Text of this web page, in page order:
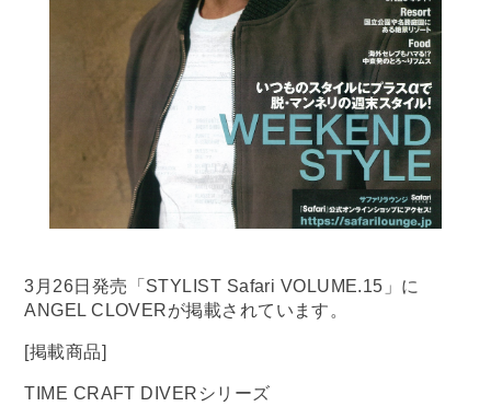
3月26日発売「STYLIST Safari VOLUME.15」に
ANGEL CLOVERが掲載されています。
[掲載商品]
TIME CRAFT DIVERシリーズ